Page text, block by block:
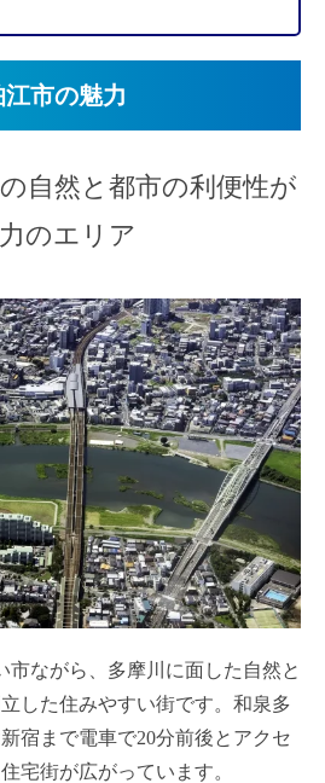
江市の魅力
自然と都市の利便性が
のエリア
市ながら、多摩川に面した自然と
した住みやすい街です。和泉多
宿まで電車で20分前後とアクセ
宅街が広がっています。